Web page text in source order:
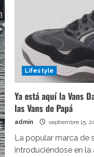
Lifestyle
Ya está aquí la Vans
las Vans de Papá
admin septiembre 15,
La popular marca de
introduciéndose en